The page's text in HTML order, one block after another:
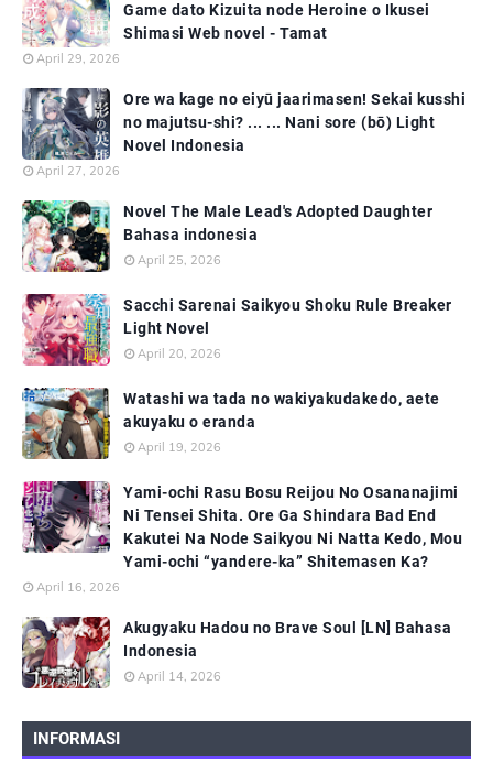
Game dato Kizuita node Heroine o Ikusei
Shimasi Web novel - Tamat
April 29, 2026
Ore wa kage no eiyū jaarimasen! Sekai kusshi
no majutsu-shi? ... ... Nani sore (bō) Light
Novel Indonesia
April 27, 2026
Novel The Male Lead's Adopted Daughter
Bahasa indonesia
April 25, 2026
Sacchi Sarenai Saikyou Shoku Rule Breaker
Light Novel
April 20, 2026
Watashi wa tada no wakiyakudakedo, aete
akuyaku o eranda
April 19, 2026
Yami-ochi Rasu Bosu Reijou No Osananajimi
Ni Tensei Shita. Ore Ga Shindara Bad End
Kakutei Na Node Saikyou Ni Natta Kedo, Mou
Yami-ochi “yandere-ka” Shitemasen Ka?
April 16, 2026
Akugyaku Hadou no Brave Soul [LN] Bahasa
Indonesia
April 14, 2026
INFORMASI